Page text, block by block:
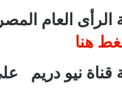
الرأى العام
هنا
قناة نيو دريم